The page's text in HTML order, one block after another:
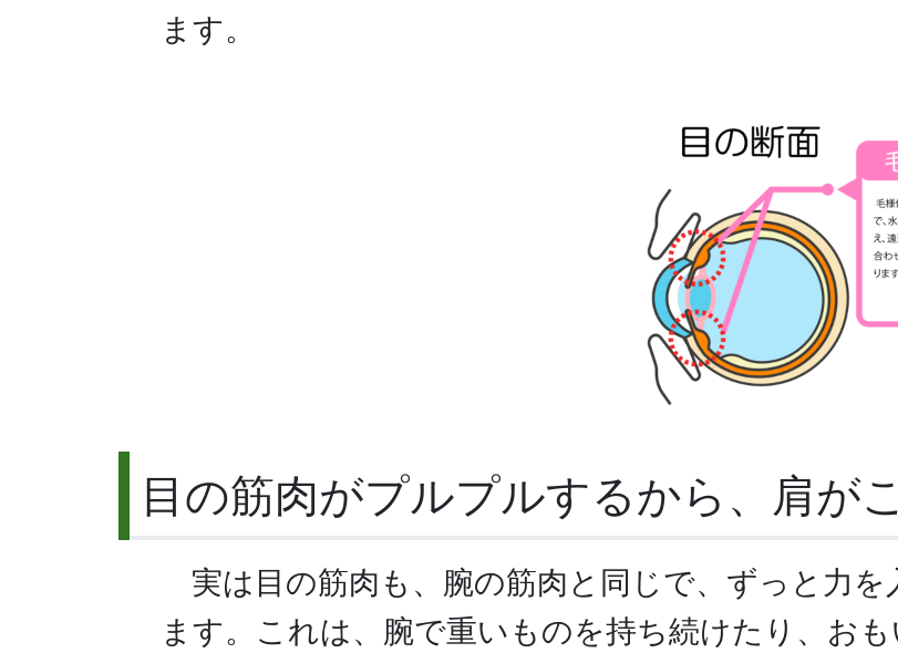
ます。
目の筋肉がプルプルするから、肩が
実は目の筋肉も、腕の筋肉と同じで、ずっと力
ます。これは、腕で重いものを持ち続けたり、お